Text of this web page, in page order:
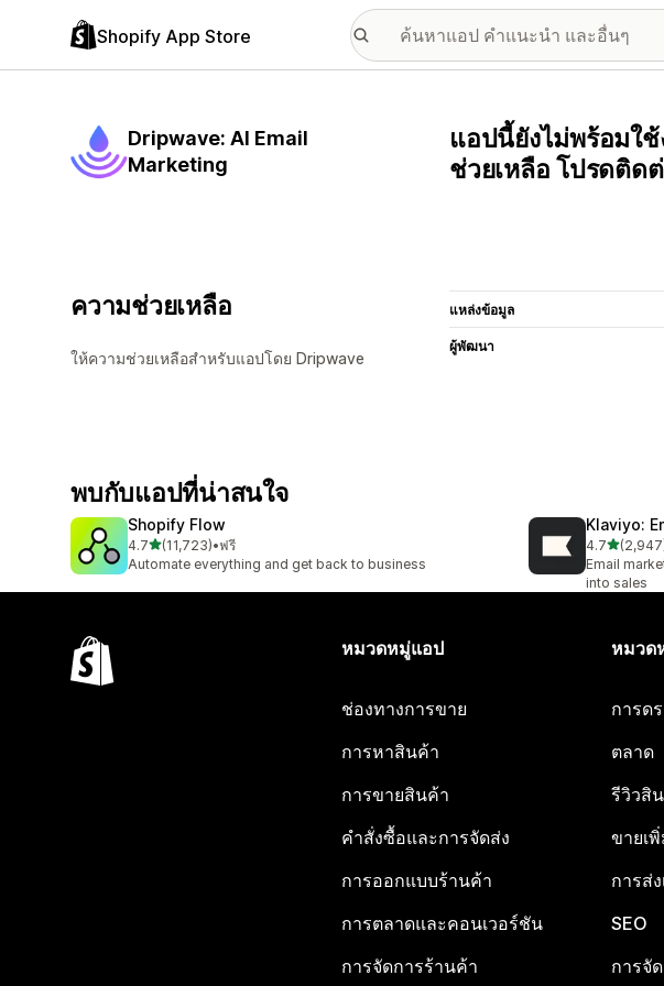
Shopify App Store
Dripwave: AI Email
Marketing
แอปนี้ยังไม่พร้อมใ
ช่วยเหลือ โปรดติด
ความช่วยเหลือ
ให้ความช่วยเหลือสำหรับแอปโดย Dripwave
แหล่งข้อมูล
ผู้พัฒนา
พบกับแอปที่น่าสนใจ
Shopify Flow
4.7เต็ม 5 ดาว
(11,723)
ทั้งหมด 11723 รีวิว
•ฟรี
Automate everything and get back to business
Klaviyo:
4.7เต็ม 5 ดา
ทั้งหมด
Email
into sales
หมวดหมู่แอป
ช่องทางการขาย
การหาสินค้า
การขายสินค้า
คำสั่งซื้อและการจัดส่ง
การออกแบบร้านค้า
การตลาดและคอนเวอร์ชัน
การจัดการร้านค้า
หมวด
การด
ตลาด
รีวิวสิ
ขายเ
การส่
SEO
การจั